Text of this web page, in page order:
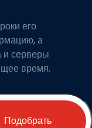
его
а
и серверы
время.
Подобрать